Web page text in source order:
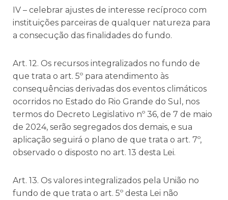
IV – celebrar ajustes de interesse recíproco com
instituições parceiras de qualquer natureza para
a consecução das finalidades do fundo.
Art. 12. Os recursos integralizados no fundo de
que trata o art. 5º para atendimento às
consequências derivadas dos eventos climáticos
ocorridos no Estado do Rio Grande do Sul, nos
termos do Decreto Legislativo nº 36, de 7 de maio
de 2024, serão segregados dos demais, e sua
aplicação seguirá o plano de que trata o art. 7º,
observado o disposto no art. 13 desta Lei.
Art. 13. Os valores integralizados pela União no
fundo de que trata o art. 5º desta Lei não